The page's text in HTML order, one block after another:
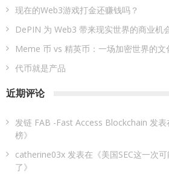
现在的Web3游戏打金还赚钱吗？
DePIN 为 Web3 带来现实世界的商业机
Meme 币 vs 精英币：一场加密世界的文
代币就是产品
近期评论
发链 FAB -Fast Access Blockchain 发表
榜》
catherine03x 发表在《美国SEC这一次
了》